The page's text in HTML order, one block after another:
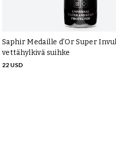
Saphir Medaille d'Or Super
vettähylkivä suihke
22 USD